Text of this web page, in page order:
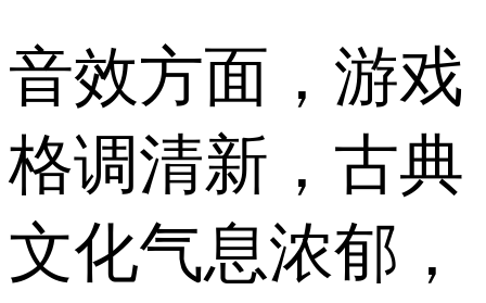
音效方面，游戏
格调清新，古典
文化气息浓郁，